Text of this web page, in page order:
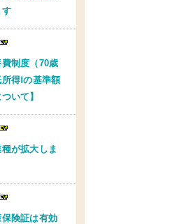
す
費制度（70歳
得Ⅰの基準額
いて】
が拡大しま
険証は有効